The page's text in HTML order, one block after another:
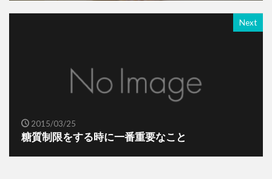
Next
2015/03/25
糖質制限をする時に一番重要なこと